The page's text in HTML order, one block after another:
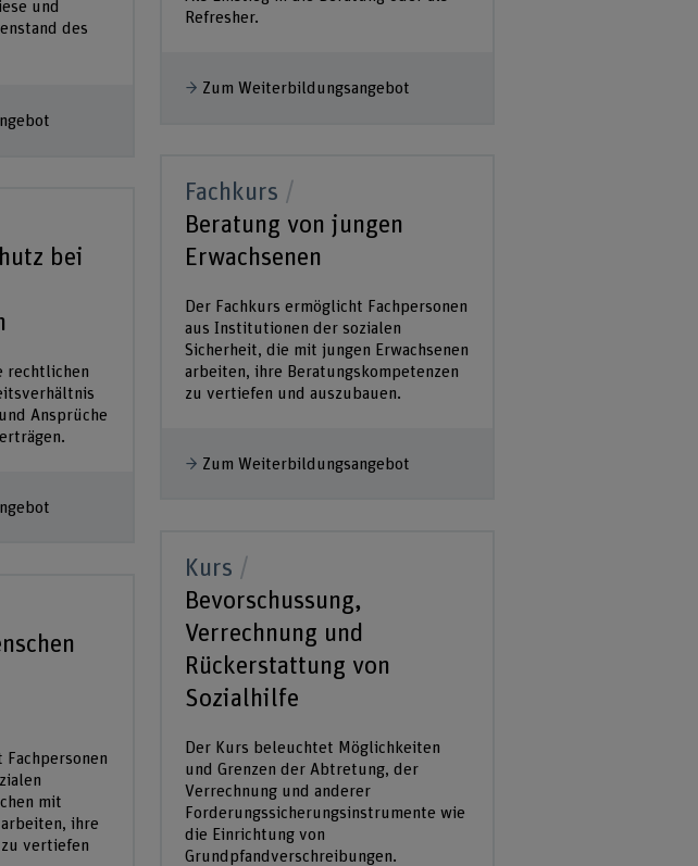
und
des
bei
rechtlichen
Ansprüche
Fachpersonen
mit
ihre
vertiefen
Refresher.
Zum Weiterbildungsangebot
Fachkurs
Beratung von jungen
Erwachsenen
Der Fachkurs ermöglicht Fachpersonen
aus Institutionen der sozialen
Sicherheit, die mit jungen Erwachsenen
arbeiten, ihre Beratungskompetenzen
zu vertiefen und auszubauen.
Zum Weiterbildungsangebot
Kurs
Bevorschussung,
Verrechnung und
Rückerstattung von
Sozialhilfe
Der Kurs beleuchtet Möglichkeiten
und Grenzen der Abtretung, der
Verrechnung und anderer
Forderungssicherungsinstrumente wie
die Einrichtung von
Grundpfandverschreibungen.